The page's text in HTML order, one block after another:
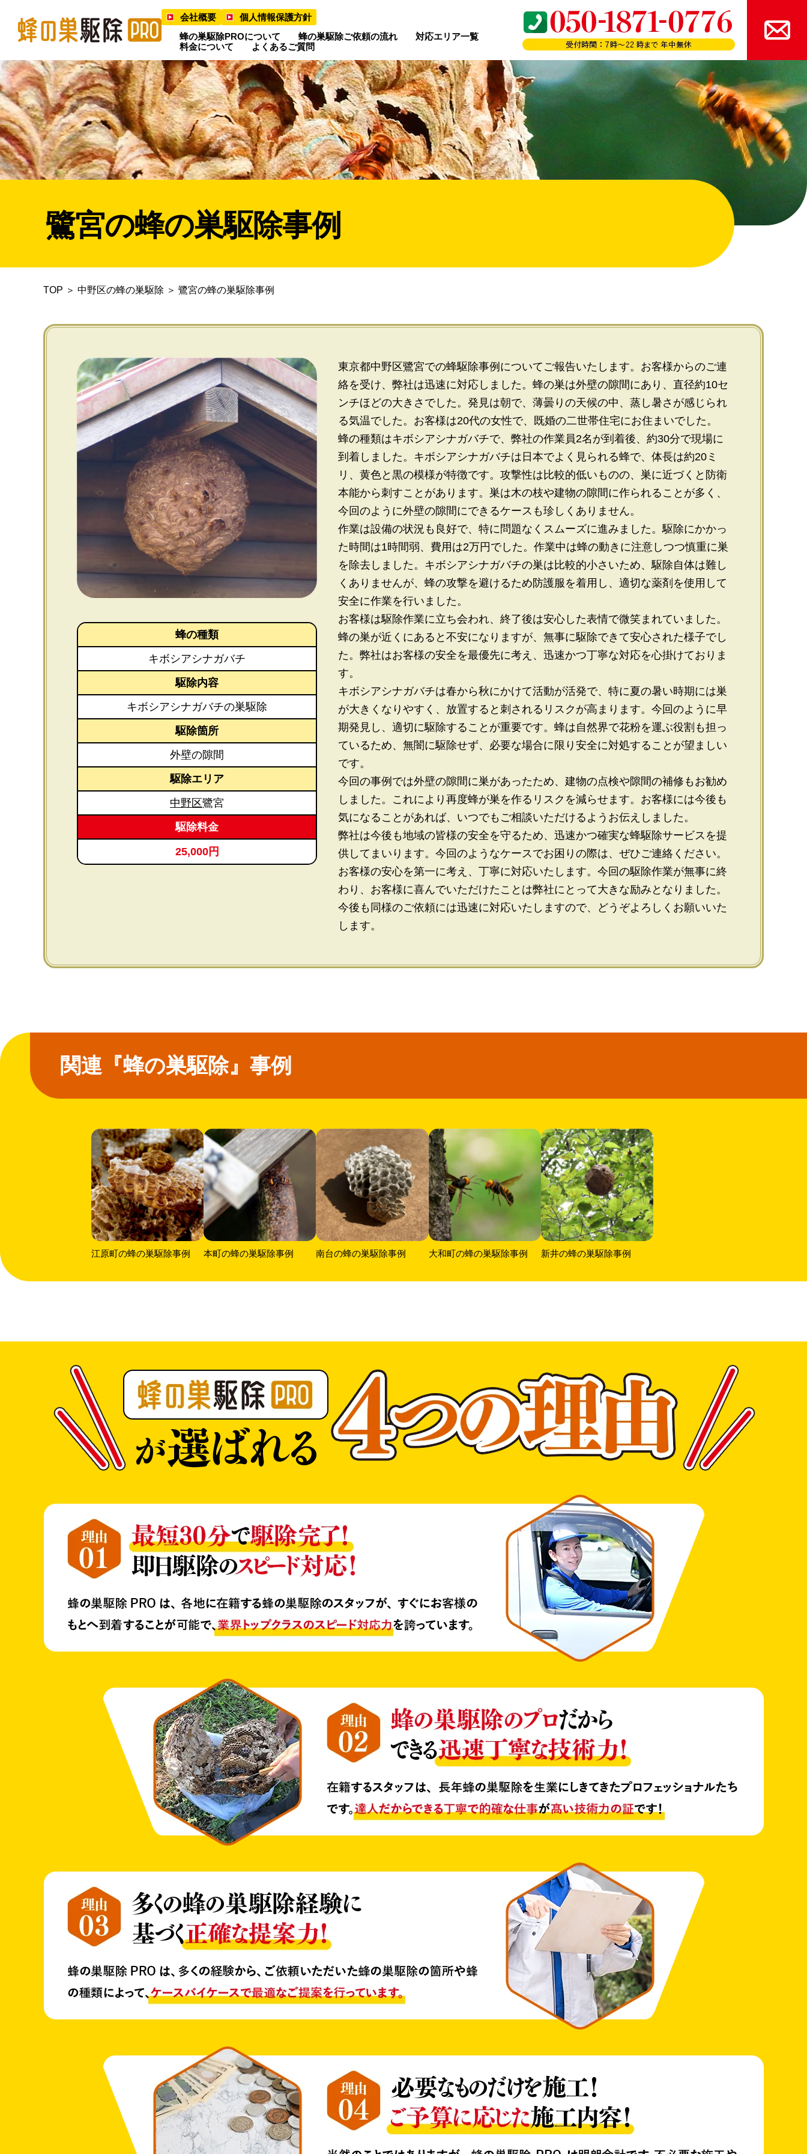
会社概要
個人情報保護方針
蜂の巣駆除PROについて
蜂の巣駆除ご依頼の流れ
対応エリア一覧
料金について
よくあるご質問
鷺宮の蜂の巣駆除事例
TOP ＞ 中野区の蜂の巣駆除 ＞ 鷺宮の蜂の巣駆除事例
蜂の種類
キボシアシナガバチ
駆除内容
キボシアシナガバチの巣駆除
駆除箇所
外壁の隙間
駆除エリア
中野区鷺宮
駆除料金
25,000円
東京都中野区鷺宮での蜂駆除事例についてご報告いたします。お客様からのご連
絡を受け、弊社は迅速に対応しました。蜂の巣は外壁の隙間にあり、直径約10セ
ンチほどの大きさでした。発見は朝で、薄曇りの天候の中、蒸し暑さが感じられ
る気温でした。お客様は20代の女性で、既婚の二世帯住宅にお住まいでした。
蜂の種類はキボシアシナガバチで、弊社の作業員2名が到着後、約30分で現場に
到着しました。キボシアシナガバチは日本でよく見られる蜂で、体長は約20ミ
リ、黄色と黒の模様が特徴です。攻撃性は比較的低いものの、巣に近づくと防衛
本能から刺すことがあります。巣は木の枝や建物の隙間に作られることが多く、
今回のように外壁の隙間にできるケースも珍しくありません。
作業は設備の状況も良好で、特に問題なくスムーズに進みました。駆除にかかっ
た時間は1時間弱、費用は2万円でした。作業中は蜂の動きに注意しつつ慎重に巣
を除去しました。キボシアシナガバチの巣は比較的小さいため、駆除自体は難し
くありませんが、蜂の攻撃を避けるため防護服を着用し、適切な薬剤を使用して
安全に作業を行いました。
お客様は駆除作業に立ち会われ、終了後は安心した表情で微笑まれていました。
蜂の巣が近くにあると不安になりますが、無事に駆除できて安心された様子でし
た。弊社はお客様の安全を最優先に考え、迅速かつ丁寧な対応を心掛けておりま
す。
キボシアシナガバチは春から秋にかけて活動が活発で、特に夏の暑い時期には巣
が大きくなりやすく、放置すると刺されるリスクが高まります。今回のように早
期発見し、適切に駆除することが重要です。蜂は自然界で花粉を運ぶ役割も担っ
ているため、無闇に駆除せず、必要な場合に限り安全に対処することが望ましい
です。
今回の事例では外壁の隙間に巣があったため、建物の点検や隙間の補修もお勧め
しました。これにより再度蜂が巣を作るリスクを減らせます。お客様には今後も
気になることがあれば、いつでもご相談いただけるようお伝えしました。
弊社は今後も地域の皆様の安全を守るため、迅速かつ確実な蜂駆除サービスを提
供してまいります。今回のようなケースでお困りの際は、ぜひご連絡ください。
お客様の安心を第一に考え、丁寧に対応いたします。今回の駆除作業が無事に終
わり、お客様に喜んでいただけたことは弊社にとって大きな励みとなりました。
今後も同様のご依頼には迅速に対応いたしますので、どうぞよろしくお願いいた
します。
関連『蜂の巣駆除』事例
江原町の蜂の巣駆除事例 本町の蜂の巣駆除事例 南台の蜂の巣駆除事例 大和町の蜂の巣駆除事例 新井の蜂の巣駆除事例